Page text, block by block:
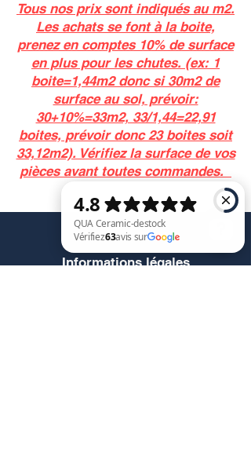
Tous nos prix sont indiqués au m2.
Les achats se font à la boite,
prenez en comptes 10% de surface
en plus pour les chutes. (ex: 1
boite=1,44m2 donc si 30m2 de
surface au sol, prévoir:
30+10%=33m2, 33/1,44=22,91
boites, prévoir donc 23 boites soit
33,12m2). Vérifiez la surface de vos
pièces avant toutes commandes.
Service client
Informations légales